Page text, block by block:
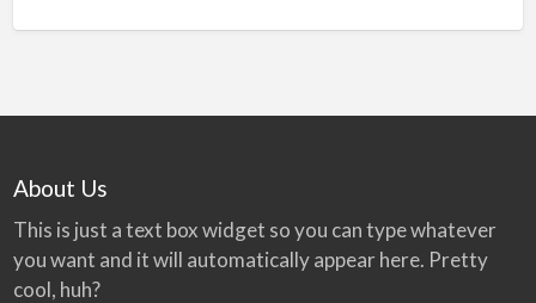
About Us
This is just a text box widget so you can type whatever
you want and it will automatically appear here. Pretty
cool, huh?